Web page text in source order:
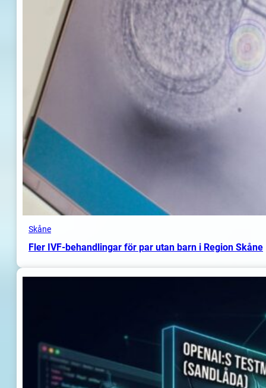
Skåne
Fler IVF-behandlingar för par utan barn i Region Skåne